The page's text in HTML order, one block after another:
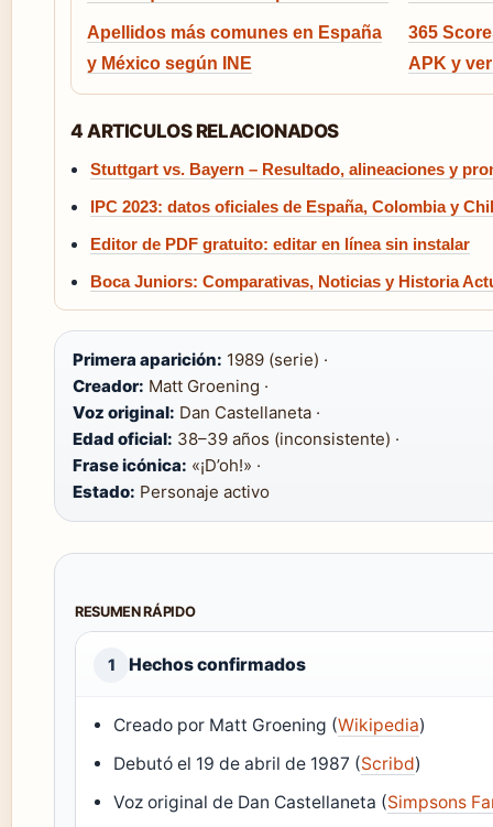
Apellidos más comunes en España
y México según INE
365
APK y
4 ARTICULOS RELACIONADOS
Stuttgart vs. Bayern – Resultado, alineaciones y
IPC 2023: datos oficiales de España, Colombia y
Editor de PDF gratuito: editar en línea sin instalar
Boca Juniors: Comparativas, Noticias y Historia
Primera aparición: 1989 (serie) ·
Creador: Matt Groening ·
Voz original: Dan Castellaneta ·
Edad oficial: 38–39 años (inconsistente) ·
Frase icónica: «¡D’oh!» ·
Estado: Personaje activo
RESUMEN RÁPIDO
1 Hechos confirmados
Creado por Matt Groening (Wikipedia)
Debutó el 19 de abril de 1987 (Scribd)
Voz original de Dan Castellaneta (Simpsons